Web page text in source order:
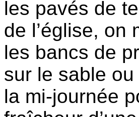
les pavés de
de l’église, on
les bancs de
sur le sable
la mi-journée